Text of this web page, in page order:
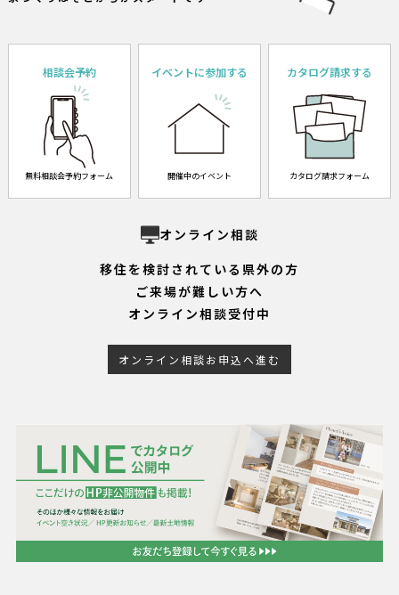
相談会予約
無料相談会予約フォーム
イベントに参加する
開催中のイベント
カタログ請求する
カタログ請求フォーム
オンライン相談
移住を検討されている県外の方
ご来場が難しい方へ
オンライン相談受付中
オンライン相談お申込へ進む